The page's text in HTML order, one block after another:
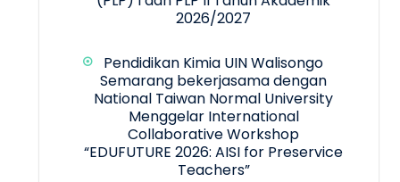
2026/2027
Pendidikan Kimia UIN Walisongo
Semarang bekerjasama dengan
National Taiwan Normal University
Menggelar International
Collaborative Workshop
“EDUFUTURE 2026: AISI for Preservice
Teachers”